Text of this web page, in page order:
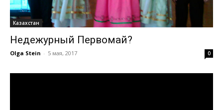
Казахстан
Недежурный Первомай?
Olga Stein - 5 мая, 2017 0